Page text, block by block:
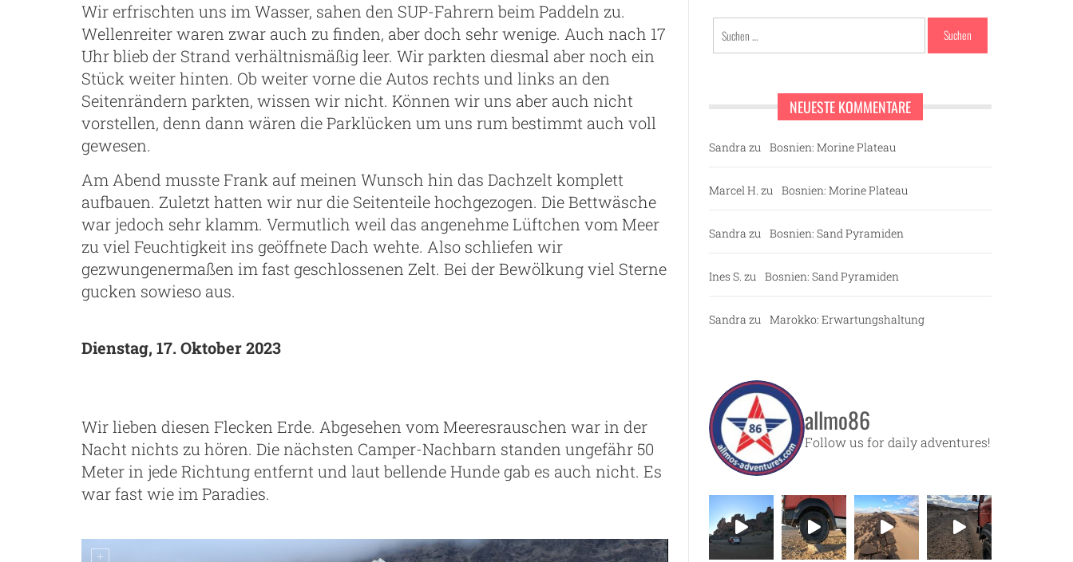
Wir erfrischten uns im Wasser, sahen den SUP-Fahrern beim Paddeln zu.
Wellenreiter waren zwar auch zu finden, aber doch sehr wenige. Auch nach 17
Uhr blieb der Strand verhältnismäßig leer. Wir parkten diesmal aber noch ein
Stück weiter hinten. Ob weiter vorne die Autos rechts und links an den
Seitenrändern parkten, wissen wir nicht. Können wir uns aber auch nicht
vorstellen, denn dann wären die Parklücken um uns rum bestimmt auch voll
gewesen.
Am Abend musste Frank auf meinen Wunsch hin das Dachzelt komplett
aufbauen. Zuletzt hatten wir nur die Seitenteile hochgezogen. Die Bettwäsche
war jedoch sehr klamm. Vermutlich weil das angenehme Lüftchen vom Meer
zu viel Feuchtigkeit ins geöffnete Dach wehte. Also schliefen wir
gezwungenermaßen im fast geschlossenen Zelt. Bei der Bewölkung viel Sterne
gucken sowieso aus.
Dienstag, 17. Oktober 2023
Wir lieben diesen Flecken Erde. Abgesehen vom Meeresrauschen war in der
Nacht nichts zu hören. Die nächsten Camper-Nachbarn standen ungefähr 50
Meter in jede Richtung entfernt und laut bellende Hunde gab es auch nicht. Es
war fast wie im Paradies.
Suchen
nach:
NEUESTE KOMMENTARE
Sandra zu Bosnien: Morine Plateau
Marcel H. zu Bosnien: Morine Plateau
Sandra zu Bosnien: Sand Pyramiden
Ines S. zu Bosnien: Sand Pyramiden
Sandra zu Marokko: Erwartungshaltung
allmo86
Follow us for daily adventures!